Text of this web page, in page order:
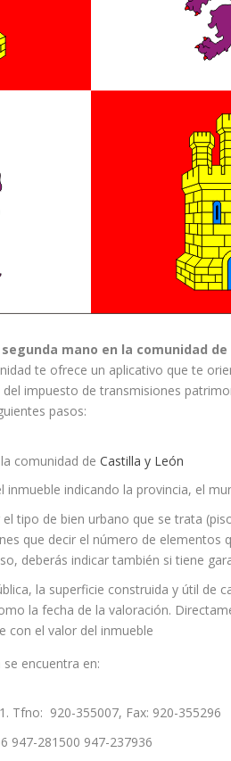
mano en la comunidad de
te ofrece un aplicativo que te
impuesto de transmisiones
pasos:
la comunidad deCastilla y León
inmueble indicando la provincia, el
tipo de bien urbano que se trata
que decir el número de
deberás indicar también si tiene
la superficie construida y útil de
la fecha de la valoración.
con el valor del inmueble
encuentra en:
Tfno: 920-355007, Fax: 920-355296
947-281500 947-237936